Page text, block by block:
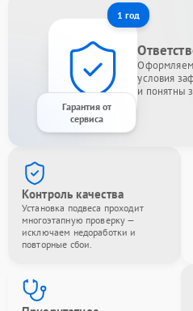
1 год
Гарантия от
сервиса
Оформляем
условия
и понятны
Контроль качества
Установка подвеса проходит
многоэтапную проверку —
исключаем недоработки и
повторные сбои.